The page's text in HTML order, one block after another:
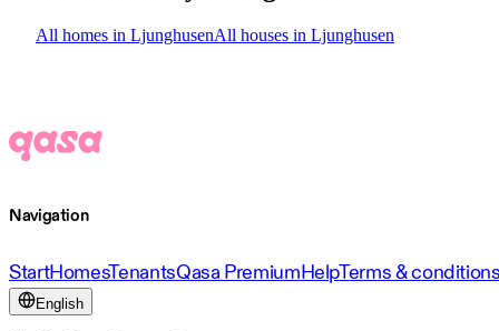
All homes in LjunghusenAll houses in Ljunghusen
Navigation
StartHomesTenantsQasa PremiumHelpTerms &
English